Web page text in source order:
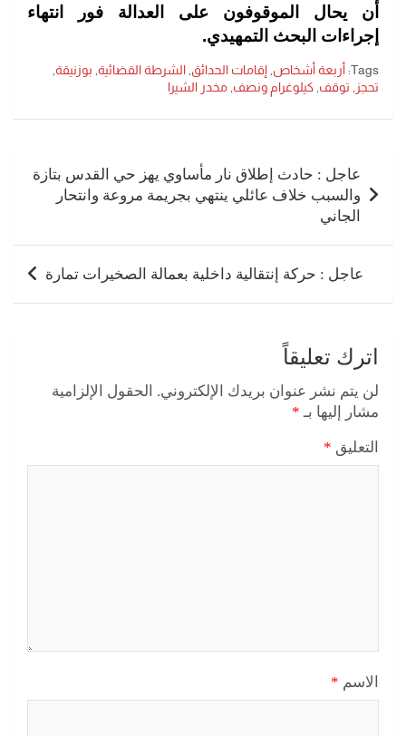
أن يحال الموقوفون على العدالة فور انتهاء
إجراءات البحث التمهيدي.
Tags: أربعة أشخاص, إقامات الحدائق, الشرطة القضائية, بوزنيقة,
تحجز , توقف, كيلوغرام ونصف, مخدر الشيرا
المقالاتعاجل : حادث إطلاق نار مأساوي يهز حي القدس بتازة
والسبب خلاف عائلي ينتهي بجريمة مروعة وانتحار
الجاني
عاجل : حركة إنتقالية داخلية بعمالة الصخيرات تمارة
اترك تعليقاً
لن يتم نشر عنوان بريدك الإلكتروني. الحقول الإلزامية
مشار إليها بـ *
التعليق *
الاسم *